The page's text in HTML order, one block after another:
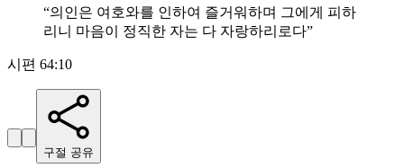
“의인은 여호와를 인하여 즐거워하며 그에게 피하
리니 마음이 정직한 자는 다 자랑하리로다”
시편 64:10
구절 공유